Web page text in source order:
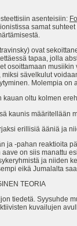
asenteisiin:
samat
ovat
tapaa, jolla
osoittamaan
sävelkulut
Molempia
oltu kolmen
kaunis määritellään
erillisiä ääniä ja
ja -pahan reaktioita
on siis manattu
ja niiden
eikä Jumalalta
TEORIA
tiedetä. Syysuhde
kuvailujen